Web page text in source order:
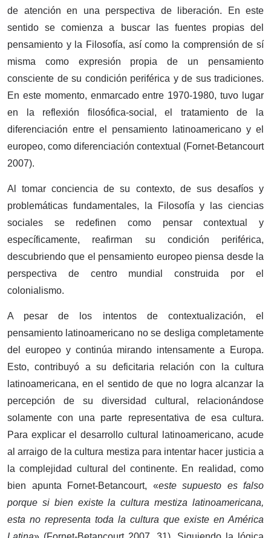
de atención en una perspectiva de liberación. En este
sentido se comienza a buscar las fuentes propias del
pensamiento y la Filosofía, así como la comprensión de sí
misma como expresión propia de un pensamiento
consciente de su condición periférica y de sus tradiciones.
En este momento, enmarcado entre 1970-1980, tuvo lugar
en la reflexión filosófica-social, el tratamiento de la
diferenciación entre el pensamiento latinoamericano y el
europeo, como diferenciación contextual (Fornet-Betancourt
2007).
Al tomar conciencia de su contexto, de sus desafíos y
problemáticas fundamentales, la Filosofía y las ciencias
sociales se redefinen como pensar contextual y
específicamente, reafirman su condición periférica,
descubriendo que el pensamiento europeo piensa desde la
perspectiva de centro mundial construida por el
colonialismo.
A pesar de los intentos de contextualización, el
pensamiento latinoamericano no se desliga completamente
del europeo y continúa mirando intensamente a Europa.
Esto, contribuyó a su deficitaria relación con la cultura
latinoamericana, en el sentido de que no logra alcanzar la
percepción de su diversidad cultural, relacionándose
solamente con una parte representativa de esa cultura.
Para explicar el desarrollo cultural latinoamericano, acude
al arraigo de la cultura mestiza para intentar hacer justicia a
la complejidad cultural del continente. En realidad, como
bien apunta Fornet-Betancourt, «este supuesto es falso
porque si bien existe la cultura mestiza latinoamericana,
esta no representa toda la cultura que existe en América